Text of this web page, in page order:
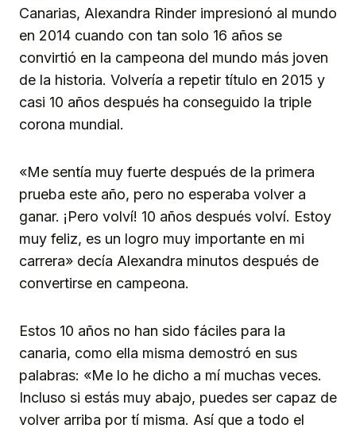
Canarias, Alexandra Rinder impresionó al mundo
en 2014 cuando con tan solo 16 años se
convirtió en la campeona del mundo más joven
de la historia. Volvería a repetir título en 2015 y
casi 10 años después ha conseguido la triple
corona mundial.
«Me sentía muy fuerte después de la primera
prueba este año, pero no esperaba volver a
ganar. ¡Pero volví! 10 años después volví. Estoy
muy feliz, es un logro muy importante en mi
carrera» decía Alexandra minutos después de
convertirse en campeona.
Estos 10 años no han sido fáciles para la
canaria, como ella misma demostró en sus
palabras: «Me lo he dicho a mí muchas veces.
Incluso si estás muy abajo, puedes ser capaz de
volver arriba por tí misma. Así que a todo el